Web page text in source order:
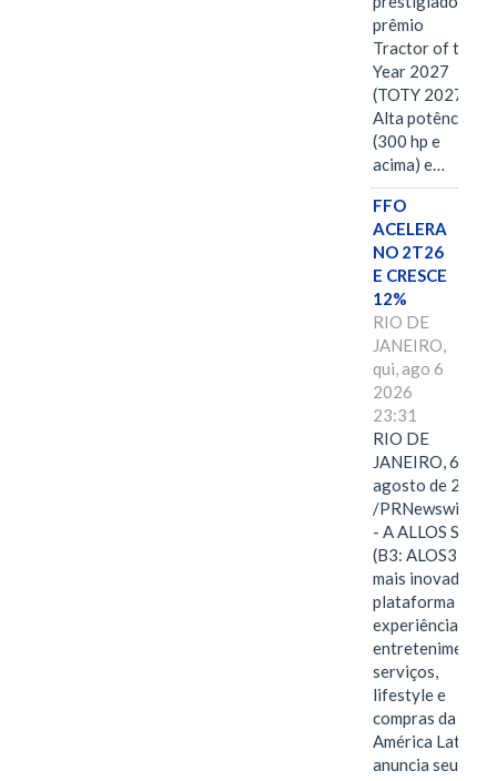
prêmio
Tractor of the
Year 2027
(TOTY 2027:
Alta potência
(300 hp e
acima) e…
FFO
ACELERA
NO 2T26
E CRESCE
12%
RIO DE
JANEIRO,
qui, ago 6
2026
23:31
RIO DE
JANEIRO, 6 de
agosto de 2026
/PRNewswire/ -
- A ALLOS S.A.
(B3: ALOS3), a
mais inovadora
plataforma de
experiências,
entretenimento,
serviços,
lifestyle e
compras da
América Latina
anuncia seus